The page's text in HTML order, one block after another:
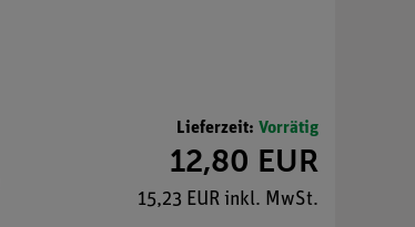
Lieferzeit: Vorrätig
12,80 EUR
15,23 EUR inkl. MwSt.